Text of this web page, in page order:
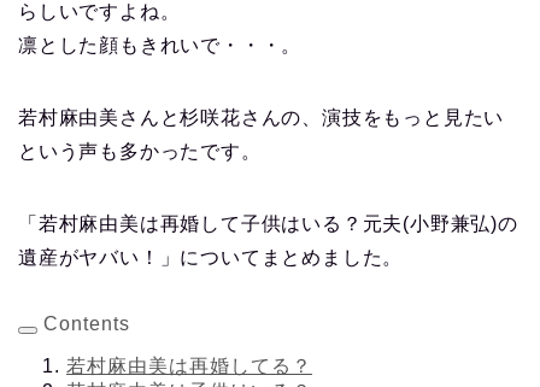
らしいですよね。
凛とした顔もきれいで・・・。
若村麻由美さんと杉咲花さんの、演技をもっと見たい
という声も多かったです。
「若村麻由美は再婚して子供はいる？元夫(小野兼弘)の
遺産がヤバい！」についてまとめました。
Contents
若村麻由美は再婚してる？